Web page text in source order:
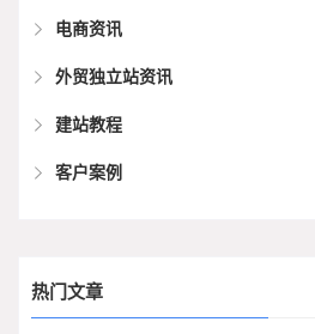
电商资讯
外贸独立站资讯
建站教程
客户案例
热门文章